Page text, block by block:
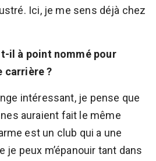
Ici, je me sens déjà chez
il à point nommé pour
carrière ?
intéressant, je pense que
auraient fait le même
est un club qui a une
je peux m’épanouir tant dans